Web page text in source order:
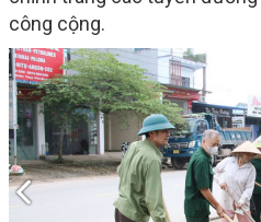
công cộng.